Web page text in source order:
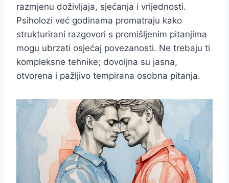
razmjenu doživljaja, sjećanja i vrijednosti.
Psiholozi već godinama promatraju kako
strukturirani razgovori s promišljenim pitanjima
mogu ubrzati osjećaj povezanosti. Ne trebaju ti
kompleksne tehnike; dovoljna su jasna,
otvorena i pažljivo tempirana osobna pitanja.